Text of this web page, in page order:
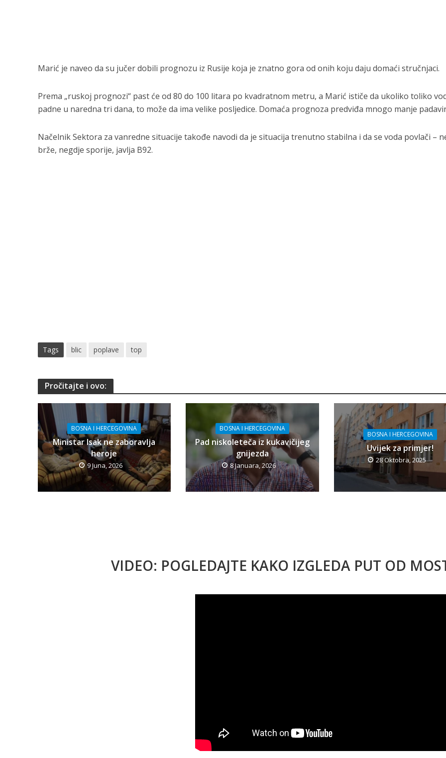
Marić je naveo da su jučer dobili prognozu iz Rusije koja je znatno gora od onih koju daju domaći stručnjaci.
Prema „ruskoj prognozi“ past će od 80 do 100 litara po kvadratnom metru, a Marić ističe da ukoliko toliko
padne u naredna tri dana, to može da ima velike posljedice. Domaća prognoza predviđa mnogo manje
Načelnik Sektora za vanredne situacije takođe navodi da je situacija trenutno stabilna i da se voda povlači –
brže, negdje sporije, javlja B92.
Tags blic poplave top
Pročitajte i ovo:
BOSNA I HERCEGOVINA
Ministar Isak ne zaboravlja
heroje
9 Juna, 2026
BOSNA I HERCEGOVINA
Pad niskoleteča iz kukavičijeg
gnijezda
8 Januara, 2026
BOSNA I HERCEGOVINA
Uvijek za primjer!
28 Oktobra, 2025
VIDEO: POGLEDAJTE KAKO IZGLEDA PUT OD